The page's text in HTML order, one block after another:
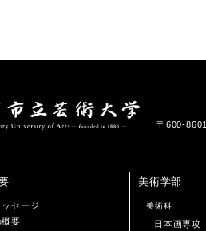
〒600-
セージ
要
美術学部
美術科
日本画専攻